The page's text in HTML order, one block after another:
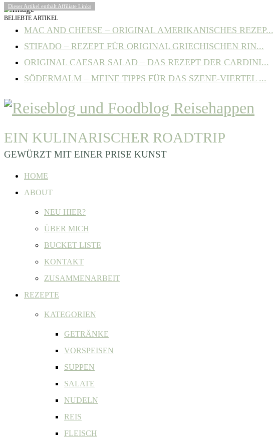
BELIEBTE ARTIKEL
MAC AND CHEESE – ORIGINAL AMERIKANISCHES REZEP...
STIFADO – REZEPT FÜR ORIGINAL GRIECHISCHEN RIN...
ORIGINAL CAESAR SALAD – DAS REZEPT DER CARDINI...
SÖDERMALM – MEINE TIPPS FÜR DAS SZENE-VIERTEL ...
EIN KULINARISCHER ROADTRIP
GEWÜRZT MIT EINER PRISE KUNST
HOME
ABOUT
NEU HIER?
ÜBER MICH
BUCKET LISTE
KONTAKT
ZUSAMMENARBEIT
REZEPTE
KATEGORIEN
GETRÄNKE
VORSPEISEN
SUPPEN
SALATE
NUDELN
REIS
FLEISCH
Dieser Artikel enthält Affiliate Links